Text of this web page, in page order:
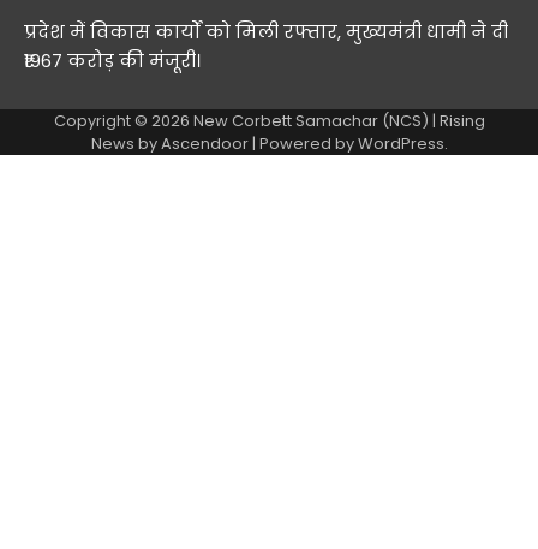
प्रदेश में विकास कार्यों को मिली रफ्तार, मुख्यमंत्री धामी ने दी
₹1967 करोड़ की मंजूरी।
Copyright © 2026 New Corbett Samachar (NCS) | Rising
News byAscendoor| Powered byWordPress.